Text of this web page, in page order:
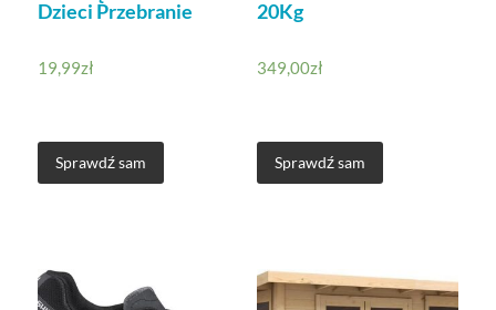
Dzieci Przebranie
19,99zł
Sprawdź sam
20Kg
349,00zł
Sprawdź sam